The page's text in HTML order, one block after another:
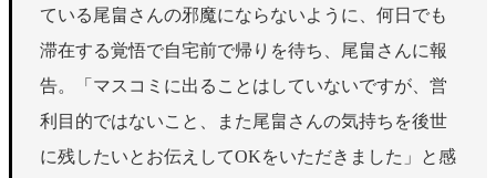
ている尾畠さんの邪魔にならないように、何日でも
滞在する覚悟で自宅前で帰りを待ち、尾畠さんに報
告。「マスコミに出ることはしていないですが、営
利目的ではないこと、また尾畠さんの気持ちを後世
に残したいとお伝えしてOKをいただきました」と感